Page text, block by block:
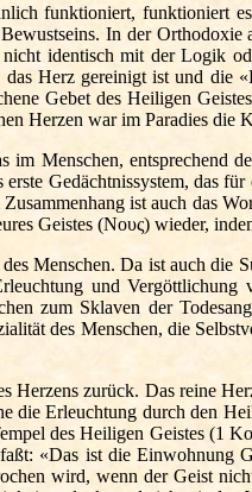
funktioniert, funktioniert
In der
identisch mit der Logik
Herz gereinigt ist und
Gebet des Heiligen
Herzen war im Paradies
im Menschen,
Gedächtnissystem, das
Zusammenhangist auch das
Geistes (Νους) wieder,
Menschen. Da ist auch
und
zum Sklaven der
des Menschen, die
zurück. Das reine
die Erleuchtung durch den
des Heiligen Geistes (1
«Das ist die
wird, wenn der Geist